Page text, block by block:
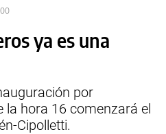
ya es una
por
la hora 16 comenzará el
Cipolletti.